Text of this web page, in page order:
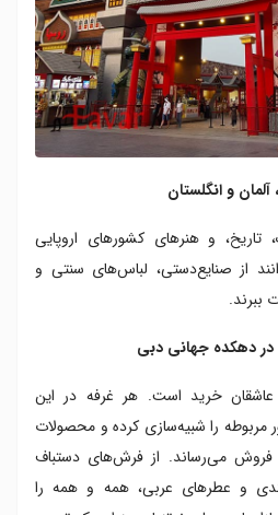
تاریخ، و هنرهای کشورهای اروپایی
از صنایع‌دستی، لباس‌های سنتی و
ببرند.
در دهکده جهانی دبی
خرید است. هر غرفه در این
مربوطه را شبیه‌سازی کرده و محصولات
فروش می‌رساند. از فرش‌های دستباف
و عطرهای عربی، همه و همه را